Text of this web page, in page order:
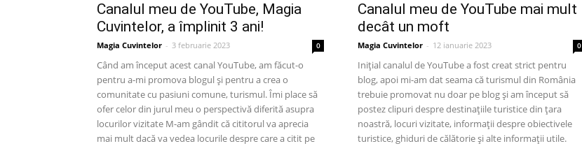
Canalul meu de YouTube, Magia
Cuvintelor, a împlinit 3 ani!
Magia Cuvintelor - 3 februarie 2023 0
Când am început acest canal YouTube, am făcut-o
pentru a-mi promova blogul și pentru a crea o
comunitate cu pasiuni comune, turismul. Îmi place să
ofer celor din jurul meu o perspectivă diferită asupra
locurilor vizitate M-am gândit că cititorul va aprecia
mai mult dacă va vedea locurile despre care a citit pe
Canalul meu de YouTube mai mult
decât un moft
Magia Cuvintelor - 12 ianuarie 2023 0
Inițial canalul de YouTube a fost creat strict pentru
blog, apoi mi-am dat seama că turismul din România
trebuie promovat nu doar pe blog și am început să
postez clipuri despre destinațiile turistice din țara
noastră, locuri vizitate, informații despre obiectivele
turistice, ghiduri de călătorie și alte informații utile.